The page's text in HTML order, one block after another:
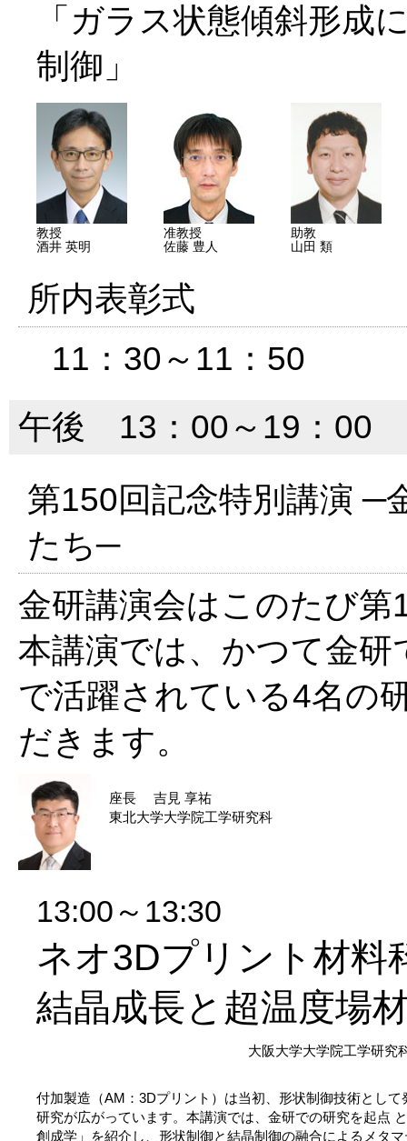
「ガラス状態傾斜形成
制御」
教授
酒井 英明
准教授
佐藤 豊人
助教
山田 類
所内表彰式
11：30～11：50
午後 13：00～19：00
第150回記念特別講演 ─
たち─
金研講演会はこのたび
本講演では、かつて金
で活躍されている4名の
だきます。
座長 吉見 享祐
東北大学大学院工学研究科
13:00～13:30
ネオ3Dプリント材
結晶成長と超温度場
大阪大学大学院工学研究
付加製造（AM：3Dプリント）は当初、形状制御技術とし
研究が広がっています。本講演では、金研での研究を起点
創成学」を紹介し、形状制御と結晶制御の融合によるメタ